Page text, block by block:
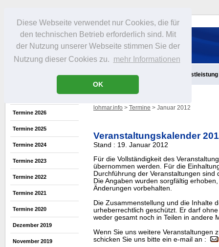
Diese Webseite verwendet nur Cookies, die für
den technischen Betrieb erforderlich sind. Mit
der Nutzung unserer Webseite stimmen Sie der
Nutzung dieser Cookies zu. mehr Informationen
OK
Infos Freizeit Gastronomie Dienstleistung
Termine 2026
Termine 2025
Termine 2024
Termine 2023
Termine 2022
Termine 2021
Termine 2020
Dezember 2019
November 2019
lohmar.info > Termine > Januar 2012
Veranstaltungskalender
Stand : 19. Januar 2012
Für die Vollständigkeit des
übernommen werden. Für die
Durchführung der Veranstaltungen sind
Die Angaben wurden sorgfältig
Änderungen vorbehalten.
Die Zusammenstellung und die Inhalte
urheberrechtlich geschützt. Er darf
weder gesamt noch in Teilen in andere
Wenn Sie uns weitere Veranstaltungen
schicken Sie uns bitte ein e-mail an :